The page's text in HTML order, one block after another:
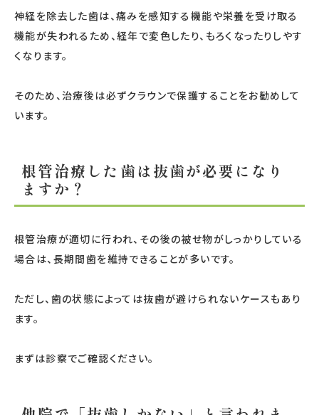
神経を除去した歯は、痛みを感知する機能や栄養を受け取る
機能が失われるため、経年で変色したり、もろくなったりしやす
くなります。
そのため、治療後は必ずクラウンで保護することをお勧めして
います。
根管治療した歯は抜歯が必要になり
ますか？
根管治療が適切に行われ、その後の被せ物がしっかりしている
場合は、長期間歯を維持できることが多いです。
ただし、歯の状態によっては抜歯が避けられないケースもあり
ます。
まずは診察でご確認ください。